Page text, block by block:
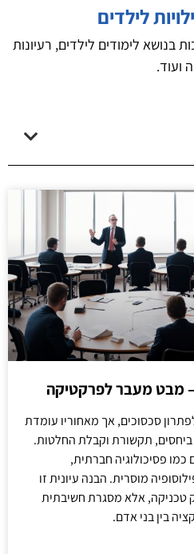
לילדים
בנושא לימודים לילדים, רעיונות
ועוד.
– מבט מעבר לפרקטיקה
סכסוכים, אך מאחוריו עומדת
תקשורת וקבלת החלטות.
פסיכולוגיה חברתית,
מוסרית. הבנה עיונית זו
טכניקה, אלא מסגרת חשיבתית
בין בני אדם.